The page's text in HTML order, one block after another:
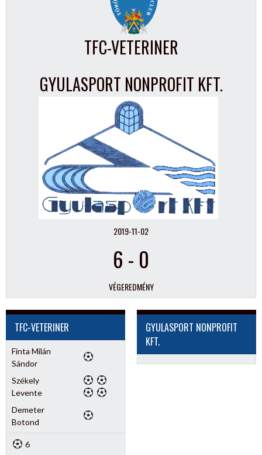
TFC-VETERINER
GYULASPORT NONPROFIT KFT.
2019-11-02
6 - 0
VÉGEREDMÉNY
TFC-VETERINER
Finta Milán
Sándor
Székely
Levente
Demeter
Botond
6
GYULASPORT NONPROFIT
KFT.